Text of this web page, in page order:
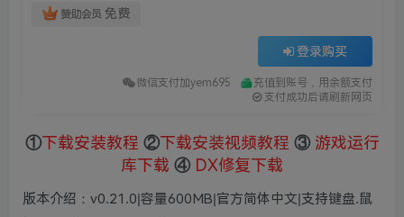
赞助会员 免费
登录购买
微信支付加yem695
充值到账号，用余额支付
支付成功后请刷新网页
①下载安装教程 ②下载安装视频教程 ③ 游戏运行
库下载 ④ DX修复下载
版本介绍：v0.21.0|容量600MB|官方简体中文|支持键盘.鼠